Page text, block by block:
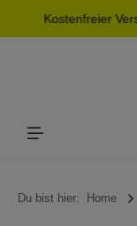
springen
Kostenfreier
Du bist hier: Home